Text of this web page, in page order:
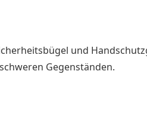
und
Gegenständen.